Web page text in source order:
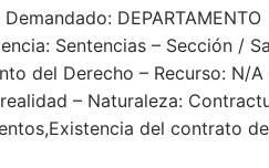
DEPARTAMENTO
Sentencias – Sección /
del Derecho – Recurso: N/
– Naturaleza:
del contrato de